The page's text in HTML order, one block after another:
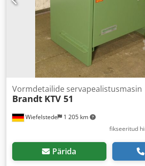
Wiefelstede 1 205 km
Vormdetailide servapealistusmasin
Brandt KTV 51
fikseeritud
Pärida